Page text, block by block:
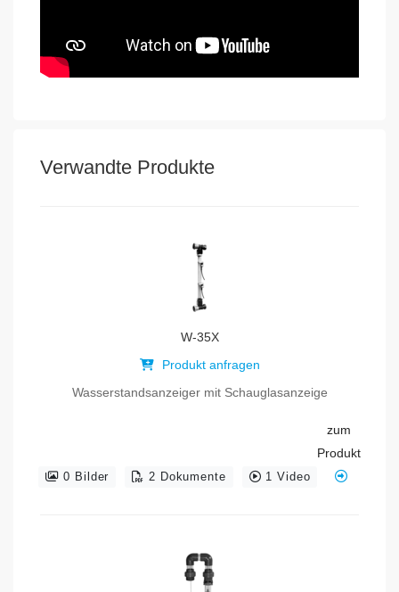
Verwandte Produkte
W-35X
Produkt anfragen
Wasserstandsanzeiger mit Schauglasanzeige
0 Bilder 2 Dokumente 1 Video
zum
Produkt